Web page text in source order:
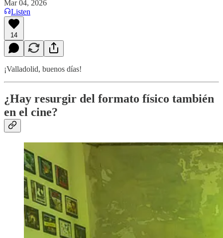
Mar 04, 2026
Listen
14
¡Valladolid, buenos días!
¿Hay resurgir del formato físico también
en el cine?